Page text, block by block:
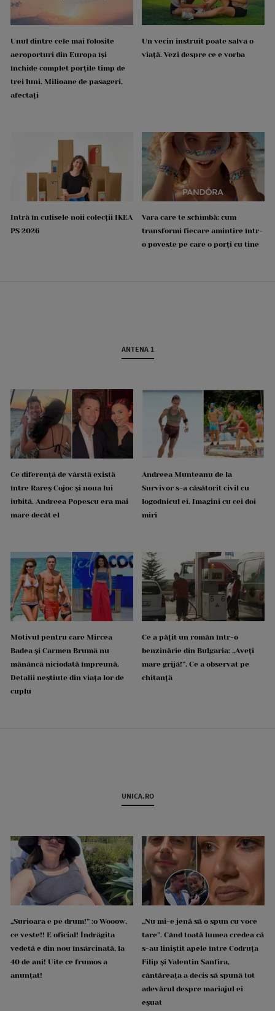
Unul dintre cele mai folosite
aeroporturi din Europa își
închide complet porțile timp de
trei luni. Milioane de pasageri,
afectați
Un vecin instruit poate salva o
viață. Vezi despre ce e vorba
Intră în culisele noii colecții IKEA
PS 2026
Vara care te schimbă: cum
transformi fiecare amintire într-
o poveste pe care o porți cu tine
ANTENA 1
Ce diferență de vârstă există
între Rareș Cojoc și noua lui
iubită. Andreea Popescu era mai
mare decât el
Andreea Munteanu de la
Survivor s-a căsătorit civil cu
logodnicul ei. Imagini cu cei doi
miri
Motivul pentru care Mircea
Badea și Carmen Brumă nu
mănâncă niciodată împreună.
Detalii neștiute din viața lor de
cuplu
Ce a pățit un român într-o
benzinărie din Bulgaria: „Aveți
mare grijă!”. Ce a observat pe
chitanță
UNICA.RO
„Surioara e pe drum!” :o Wooow,
ce veste!! E oficial! Îndrăgita
vedetă e din nou însărcinată, la
40 de ani! Uite ce frumos a
anunțat!
„Nu mi-e jenă să o spun cu voce
tare”. Când toată lumea credea că
s-au liniștit apele între Codruța
Filip și Valentin Sanfira,
cântăreața a decis să spună tot
adevărul despre mariajul ei
eșuat